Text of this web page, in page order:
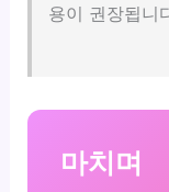
용이 권장됩니
마치며